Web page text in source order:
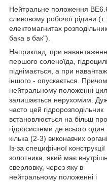
Нейтральне положення
сливовому робочої рідини
електомагнитах
бака в бак").
Наприклад, при
першого соленоїда,
піднімається, а при
іншого - опускається.
нейтральному положенні
залишається нерухомим.
часто цей гідророзподільник
встановлюється на більш
гідросистеми де всього один
кілька (2-3) виконавчих
Із-за специфічної конструкції
золотника, який має
сверловку, через яку в
нейтральному положенні і